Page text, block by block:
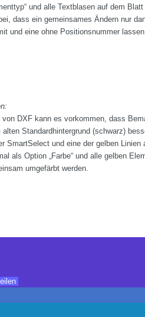
und alle Textblasen auf dem
dass ein gemeinsames Ändern nur
und eine ohne Positionsnummer
von DXF kann es vorkommen, dass
Standardhintergrund (schwarz)
SmartSelect und eine der gelben Linien
als Option „Farbe“ und alle gelben
umgefärbt werden.